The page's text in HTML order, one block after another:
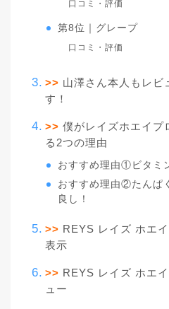
口コミ・評価
第8位｜グレープ
口コミ・評価
>> 山澤さん本人もレビ
す！
>> 僕がレイズホエイプ
る2つの理由
おすすめ理由①ビタミ
おすすめ理由②たんぱ
良し！
>> REYS レイズ ホエ
表示
>> REYS レイズ ホエ
ュー